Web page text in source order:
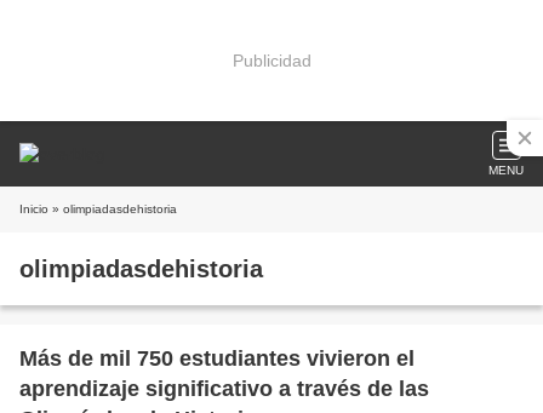
Publicidad
MENU
Inicio » olimpiadasdehistoria
olimpiadasdehistoria
Más de mil 750 estudiantes vivieron el
aprendizaje significativo a través de las